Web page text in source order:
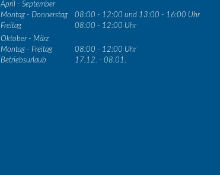
April - September
Montag - Donnerstag
08:00 - 12:00 und 13:00 - 16:00 Uhr
Freitag
08:00 - 12:00 Uhr
Oktober - März
Montag - Freitag
08:00 - 12:00 Uhr
Betriebsurlaub
17.12. - 08.01.